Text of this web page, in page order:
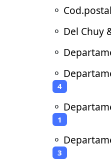
⚬
⚬ Del Chuy
⚬
⚬
4
⚬
1
⚬
3